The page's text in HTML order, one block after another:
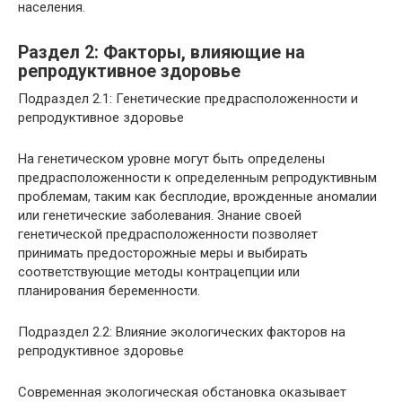
населения.
Раздел 2: Факторы, влияющие на
репродуктивное здоровье
Подраздел 2.1: Генетические предрасположенности и
репродуктивное здоровье
На генетическом уровне могут быть определены
предрасположенности к определенным репродуктивным
проблемам, таким как бесплодие, врожденные аномалии
или генетические заболевания. Знание своей
генетической предрасположенности позволяет
принимать предосторожные меры и выбирать
соответствующие методы контрацепции или
планирования беременности.
Подраздел 2.2: Влияние экологических факторов на
репродуктивное здоровье
Современная экологическая обстановка оказывает